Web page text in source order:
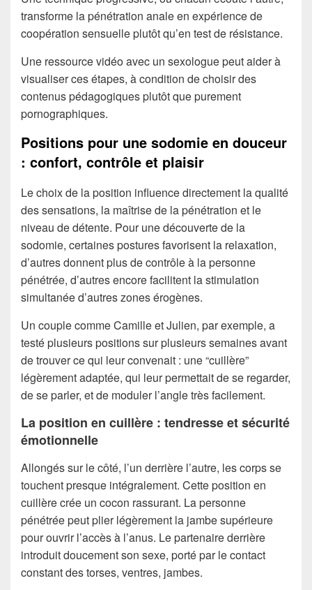
transforme la pénétration anale en expérience de
coopération sensuelle plutôt qu’en test de résistance.
Une ressource vidéo avec un sexologue peut aider à
visualiser ces étapes, à condition de choisir des
contenus pédagogiques plutôt que purement
pornographiques.
Positions pour une sodomie en douceur
: confort, contrôle et plaisir
Le choix de la position influence directement la qualité
des sensations, la maîtrise de la pénétration et le
niveau de détente. Pour une découverte de la
sodomie, certaines postures favorisent la relaxation,
d’autres donnent plus de contrôle à la personne
pénétrée, d’autres encore facilitent la stimulation
simultanée d’autres zones érogènes.
Un couple comme Camille et Julien, par exemple, a
testé plusieurs positions sur plusieurs semaines avant
de trouver ce qui leur convenait : une “cuillère”
légèrement adaptée, qui leur permettait de se regarder,
de se parler, et de moduler l’angle très facilement.
La position en cuillère : tendresse et sécurité
émotionnelle
Allongés sur le côté, l’un derrière l’autre, les corps se
touchent presque intégralement. Cette position en
cuillère crée un cocon rassurant. La personne
pénétrée peut plier légèrement la jambe supérieure
pour ouvrir l’accès à l’anus. Le partenaire derrière
introduit doucement son sexe, porté par le contact
constant des torses, ventres, jambes.